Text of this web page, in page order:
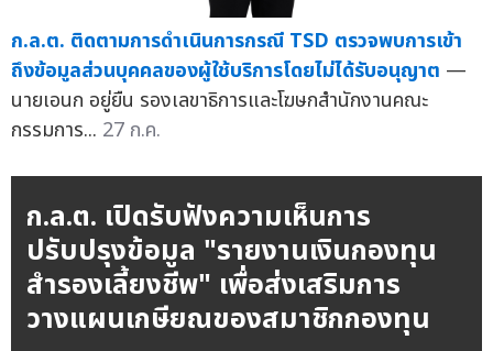
ก.ล.ต. ติดตามการดำเนินการกรณี TSD ตรวจพบการเข้า
ถึงข้อมูลส่วนบุคคลของผู้ใช้บริการโดยไม่ได้รับอนุญาต —
นายเอนก อยู่ยืน รองเลขาธิการและโฆษกสำนักงานคณะ
กรรมการ... 27 ก.ค.
ก.ล.ต. เปิดรับฟังความเห็นการ
ปรับปรุงข้อมูล "รายงานเงินกองทุน
สำรองเลี้ยงชีพ" เพื่อส่งเสริมการ
วางแผนเกษียณของสมาชิกกองทุน